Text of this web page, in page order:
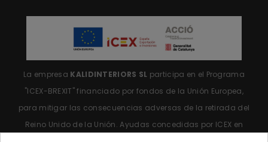
La empresa KALIDINTERIORS SL participa en el Programa
"ICEX-BREXIT"financiado por fondos de la Unión Europea,
para mitigar las consecuencias adversas de la retirada del
Reino Unido de la Unión.Ayudas concedidas por ICEX en